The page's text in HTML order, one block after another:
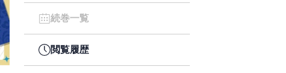
続巻一覧
閲覧履歴